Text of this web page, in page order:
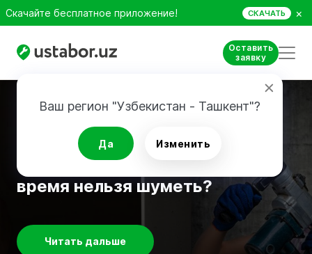
Скачайте бесплатное приложение! СКАЧАТЬ ×
Оставить
заявку
Ваш регион "Узбекистан - Ташкент"?
Да Изменить
Советы по ремонту
Ремонт у соседей: в какое
время нельзя шуметь?
Читать дальше